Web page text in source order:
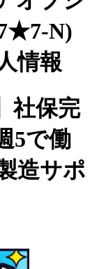
N)
情報
社保完
5で働
造サポ